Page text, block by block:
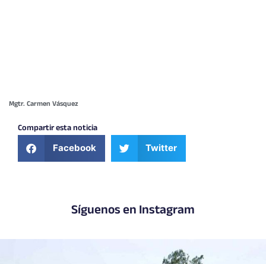
Mgtr. Carmen Vásquez
Compartir esta noticia
Facebook Twitter
Síguenos en Instagram